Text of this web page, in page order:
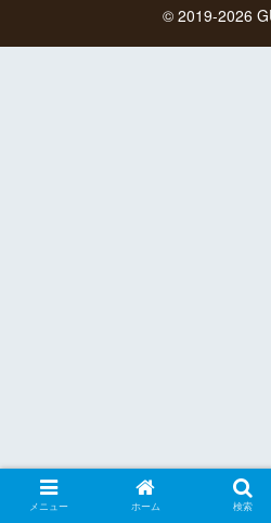
© 2019-2026
メニュー ホーム 検索